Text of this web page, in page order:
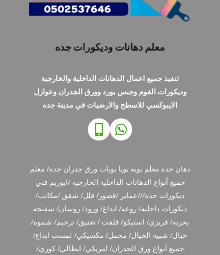
معلم دهانات وديكورات جده
تنفيذ جميع اعمال الدهانات الداخلية والخارجية
وديكورات الفوم وجبس بورد وورق الجدران وعوازل
الايبوكسي للاسطح والارضيات في مدينة جده
دهان جده معلم بويه بويا بويات ورق جدران جده/ معلم
جميع أنواع الدهانات الداخليه الخارجيه /ابوريم فني
ديكورات جده///عماير /قصور/ فلل/ شقق /مكاتب/
ديكورات داخليه/ روعه/ ابداع/ ورود/ روشان/ سفنجه
بحريه/ فريزي/ استيكو/ فلفت / تعتيق/ ترخيم/ شموه/
خيال/ شبيه الخيال/ مخمل/ مكسيكي/ لمست ابداع/
جميع أنواع ورق الجدران/ امريكي/ ايطالي/ كوري/